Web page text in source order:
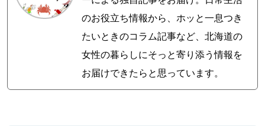
のお役立ち情報から、ホッと一息つき
たいときのコラム記事など、北海道の
女性の暮らしにそっと寄り添う情報を
お届けできたらと思っています。